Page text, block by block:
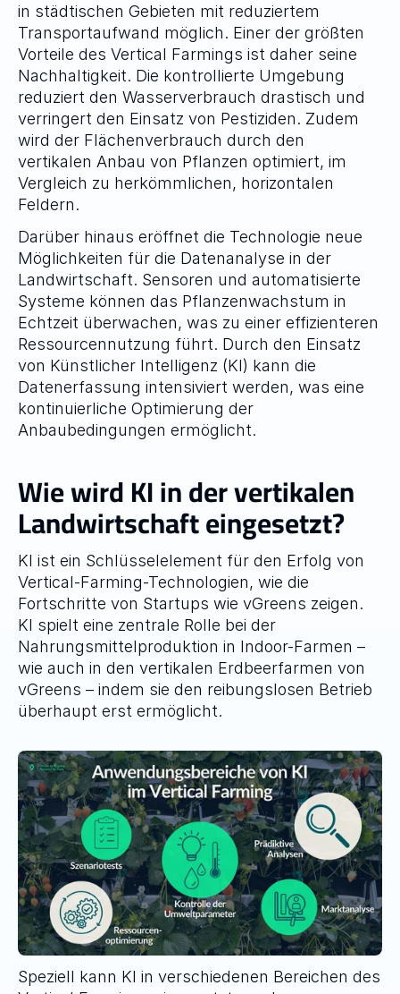
in städtischen Gebieten mit reduziertem
Transportaufwand möglich. Einer der größten
Vorteile des Vertical Farmings ist daher seine
Nachhaltigkeit. Die kontrollierte Umgebung
reduziert den Wasserverbrauch drastisch und
verringert den Einsatz von Pestiziden. Zudem
wird der Flächenverbrauch durch den
vertikalen Anbau von Pflanzen optimiert, im
Vergleich zu herkömmlichen, horizontalen
Feldern.
Darüber hinaus eröffnet die Technologie neue
Möglichkeiten für die Datenanalyse in der
Landwirtschaft. Sensoren und automatisierte
Systeme können das Pflanzenwachstum in
Echtzeit überwachen, was zu einer effizienteren
Ressourcennutzung führt. Durch den Einsatz
von Künstlicher Intelligenz (KI) kann die
Datenerfassung intensiviert werden, was eine
kontinuierliche Optimierung der
Anbaubedingungen ermöglicht.
Wie wird KI in der vertikalen
Landwirtschaft eingesetzt?
KI ist ein Schlüsselelement für den Erfolg von
Vertical-Farming-Technologien, wie die
Fortschritte von Startups wie vGreens zeigen.
KI spielt eine zentrale Rolle bei der
Nahrungsmittelproduktion in Indoor-Farmen –
wie auch in den vertikalen Erdbeerfarmen von
vGreens – indem sie den reibungslosen Betrieb
überhaupt erst ermöglicht.
Speziell kann KI in verschiedenen Bereichen des